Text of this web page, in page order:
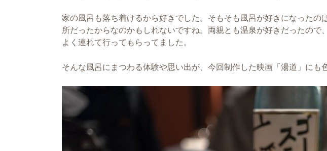
家の風呂も落ち着けるから好きでした。そもそも風呂が好きになったの
所だったからなのかもしれないですね。両親とも温泉が好きだったので
よく連れて行ってもらってました。
そんな風呂にまつわる体験や思い出が、今回制作した映画「湯道」にも